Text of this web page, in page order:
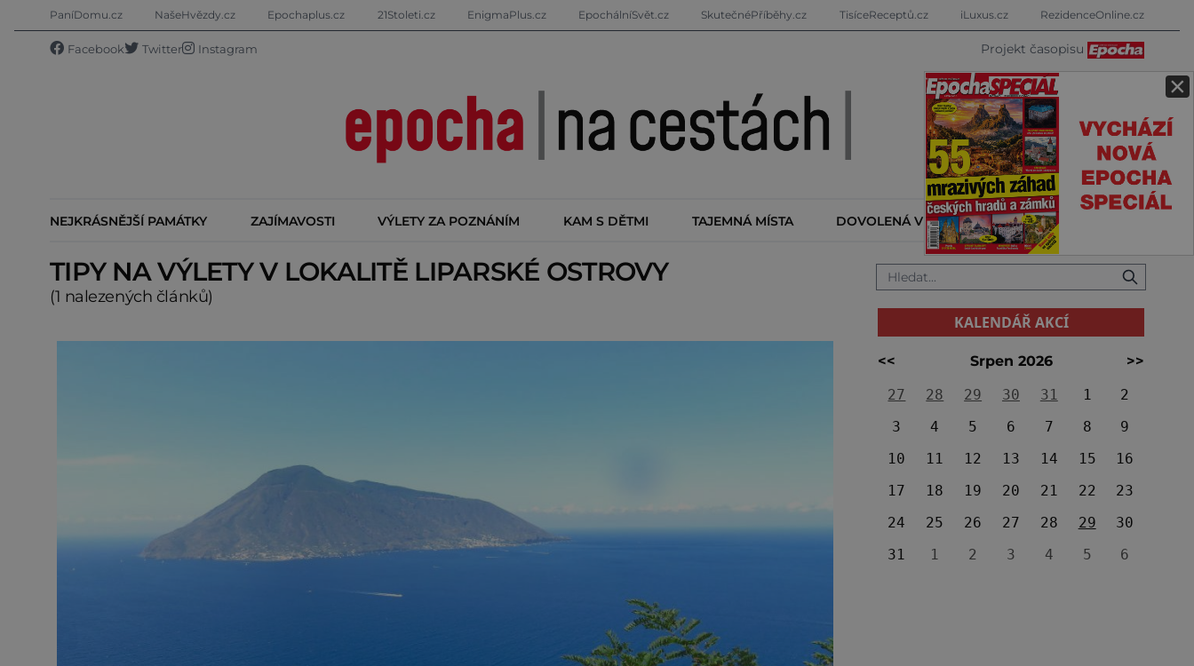
×
PaníDomu.cz NašeHvězdy.cz Epochaplus.cz 21Stoleti.cz EnigmaPlus.cz EpochálníSvět.cz SkutečnéPříběhy.cz TisíceReceptů.cz iLuxus.cz RezidenceOnline.cz
Facebook Twitter Instagram Projekt časopisu
NEJKRÁSNĚJŠÍ PAMÁTKY ZAJÍMAVOSTI VÝLETY ZA POZNÁNÍM KAM S DĚTMI TAJEMNÁ MÍSTA DOVOLENÁ V ZAHRANIČÍ KALENDÁŘ AKCÍ
TIPY NA VÝLETY V LOKALITĚ LIPARSKÉ OSTROVY
(1 nalezených článků)
KALENDÁŘ AKCÍ
<< Srpen 2026
>>
27
28 29 30 31 1
2
3
4 5 6 7 8
9
10
11 12 13 14 15
16
17
18 19 20 21 22
23
24
25 26 27 28 29
30
31
1 2 3 4 5 6